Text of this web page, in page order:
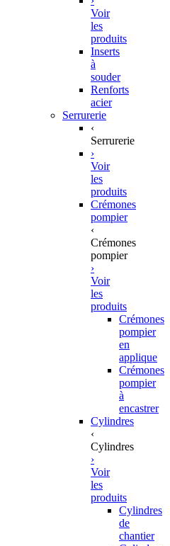
Voir
les
produits
Inserts
à
souder
Renforts
acier
Serrurerie
‹
Serrurerie
›
Voir
les
produits
Crémones
pompier
‹
Crémones
pompier
›
Voir
les
produits
Crémones
pompier
en
applique
Crémones
pompier
à
encastrer
Cylindres
‹
Cylindres
›
Voir
les
produits
Cylindres
de
chantier